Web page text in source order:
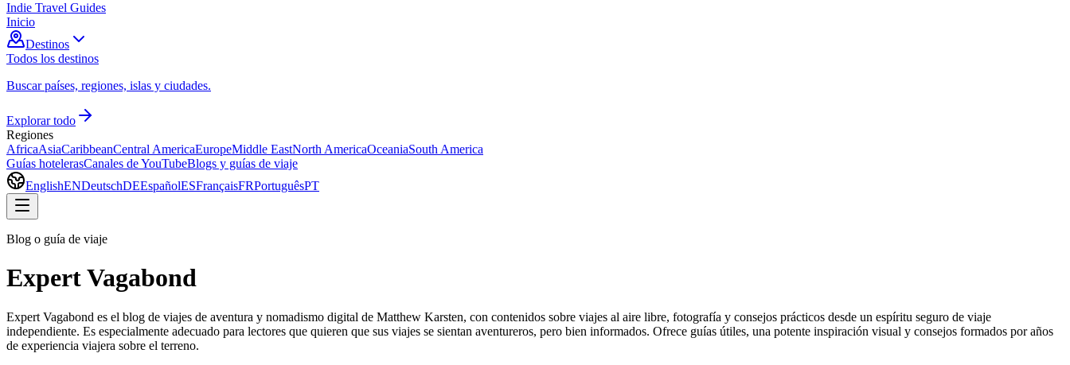
Indie Travel Guides
Inicio
Destinos
Todos los destinos
Buscar países, regiones, islas y ciudades.
Explorar todo
Regiones
AfricaAsiaCaribbeanCentral AmericaEuropeMiddle EastNorth AmericaOceaniaSouth America
Guías hotelerasCanales de YouTubeBlogs y guías de viaje
EnglishENDeutschDEEspañolESFrançaisFRPortuguêsPT
Blog o guía de viaje
Expert Vagabond
Expert Vagabond es el blog de viajes de aventura y nomadismo digital de Matthew Karsten, con contenidos sobre viajes al aire libre, fotografía y consejos prácticos desde un espíritu seguro de viaje
independiente. Es especialmente adecuado para lectores que quieren que sus viajes se sientan aventureros, pero bien informados. Ofrece guías útiles, una potente inspiración visual y consejos formados por años
de experiencia viajera sobre el terreno.